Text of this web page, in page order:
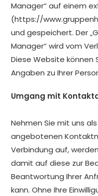
Manager“ auf einem
(https://
und gespeichert. Der
Manager“ wird vom
Diese Website können
Angaben zu Ihrer
Umgang mit
Nehmen Sie mit uns
angebotenen
Verbindung auf,
damit auf diese zur
Beantwortung Ihrer
kann. Ohne Ihre